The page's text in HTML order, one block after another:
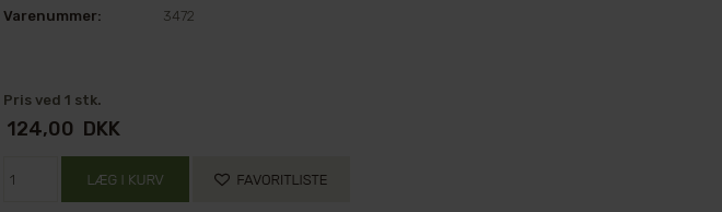
Varenummer: 3472
Pris ved 1 stk.
124,00 DKK